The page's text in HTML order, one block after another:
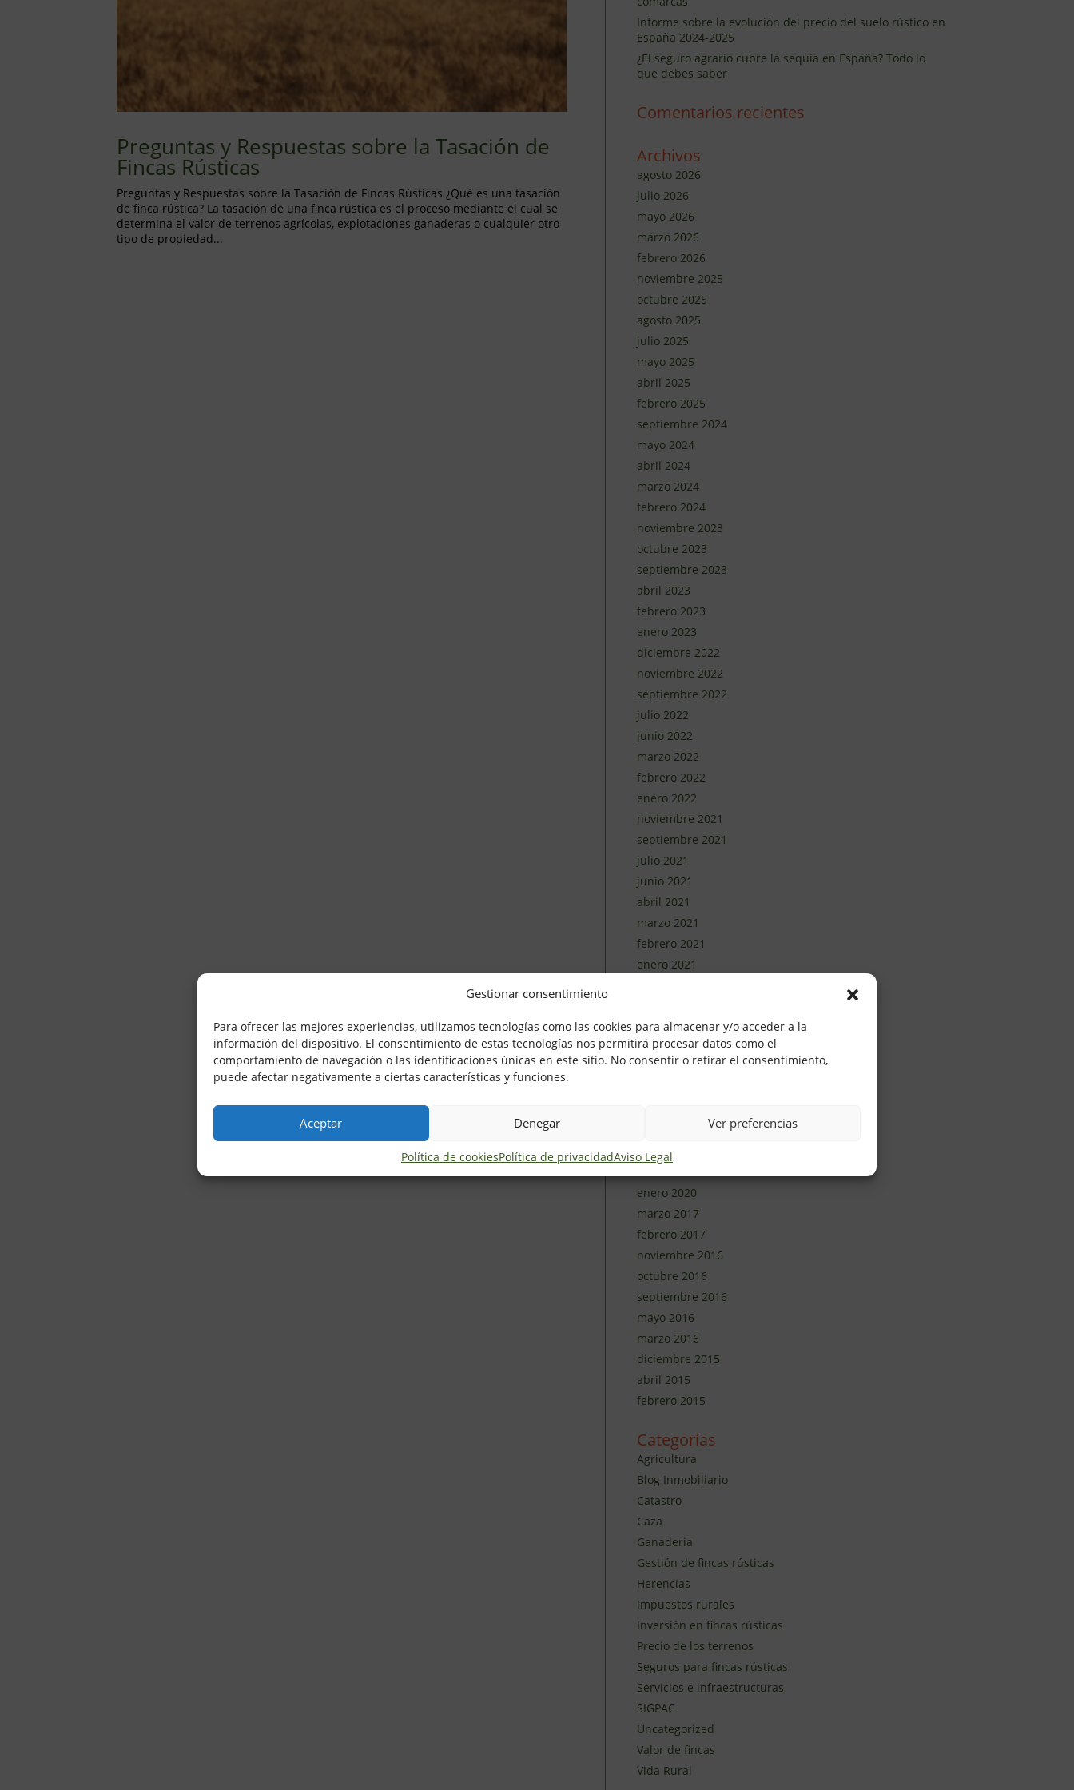
Gestionar consentimiento
Para ofrecer las mejores experiencias, utilizamos tecnologías como las cookies para almacenar y/o acceder a la
información del dispositivo. El consentimiento de estas tecnologías nos permitirá procesar datos como el
comportamiento de navegación o las identificaciones únicas en este sitio. No consentir o retirar el consentimiento,
puede afectar negativamente a ciertas características y funciones.
Aceptar Denegar Ver preferencias
Política de cookiesPolítica de privacidadAviso Legal
Preguntas y Respuestas sobre la Tasación de
Fincas Rústicas
Preguntas y Respuestas sobre la Tasación de Fincas Rústicas ¿Qué es una tasación
de finca rústica? La tasación de una finca rústica es el proceso mediante el cual se
determina el valor de terrenos agrícolas, explotaciones ganaderas o cualquier otro
tipo de propiedad...
Informe sobre la evolución del precio del suelo rústico en
España 2024-2025
¿El seguro agrario cubre la sequía en España? Todo lo
que debes saber
Comentarios recientes
Archivos
agosto 2026
julio 2026
mayo 2026
marzo 2026
febrero 2026
noviembre 2025
octubre 2025
agosto 2025
julio 2025
mayo 2025
abril 2025
febrero 2025
septiembre 2024
mayo 2024
abril 2024
marzo 2024
febrero 2024
noviembre 2023
octubre 2023
septiembre 2023
abril 2023
febrero 2023
enero 2023
diciembre 2022
noviembre 2022
septiembre 2022
julio 2022
junio 2022
marzo 2022
febrero 2022
enero 2022
noviembre 2021
septiembre 2021
julio 2021
junio 2021
abril 2021
marzo 2021
febrero 2021
enero 2021
octubre 2020
septiembre 2020
agosto 2020
marzo 2020
enero 2020
marzo 2017
febrero 2017
noviembre 2016
octubre 2016
septiembre 2016
mayo 2016
marzo 2016
diciembre 2015
abril 2015
febrero 2015
Categorías
Agricultura
Blog Inmobiliario
Catastro
Caza
Ganaderia
Gestión de fincas rústicas
Herencias
Impuestos rurales
Inversión en fincas rústicas
Precio de los terrenos
Seguros para fincas rústicas
Servicios e infraestructuras
SIGPAC
Uncategorized
Valor de fincas
Vida Rural